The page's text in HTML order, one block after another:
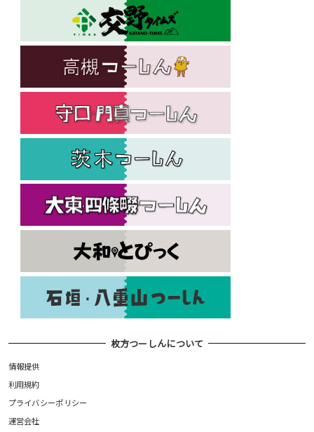
枚方つーしんについて
情報提供
利用規約
プライバシーポリシー
運営会社